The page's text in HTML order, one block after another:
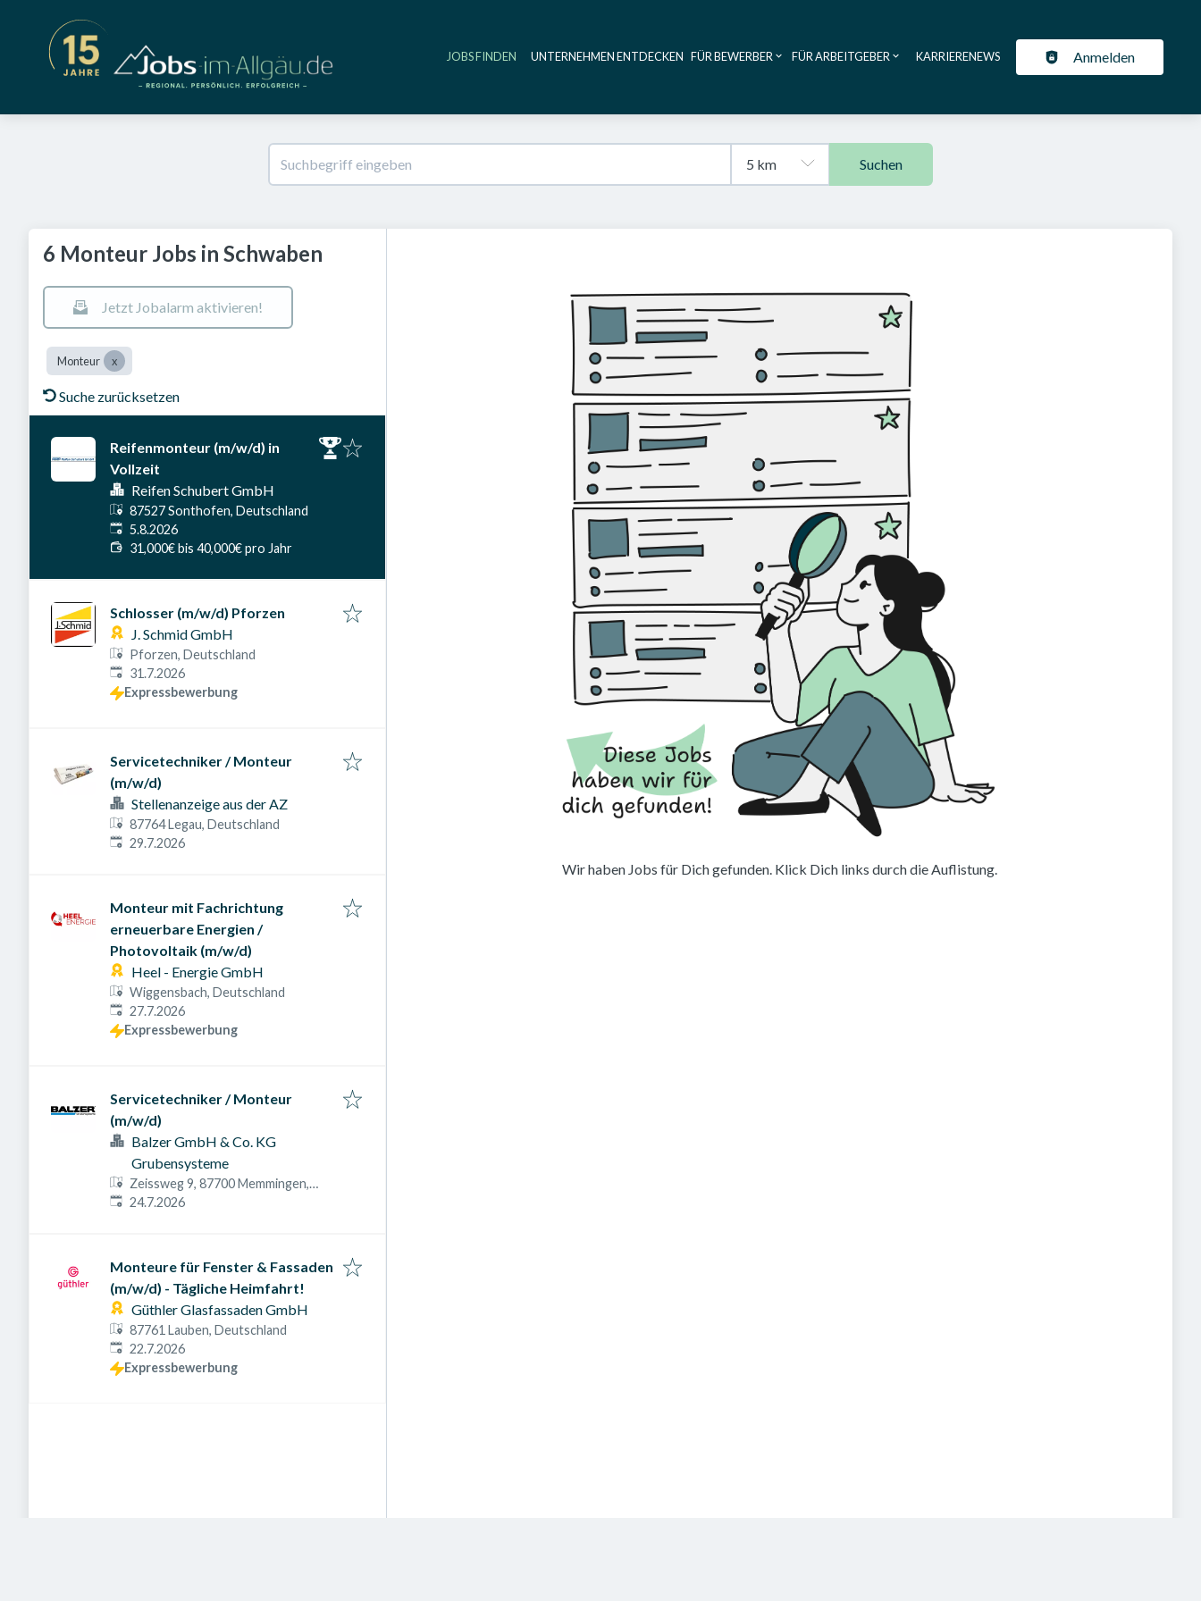
Haupt-Navigation
JOBS FINDEN UNTERNEHMEN ENTDECKEN FÜR BEWERBER FÜR ARBEITGEBER KARRIERENEWS Anmelden
Suchen
6 Monteur Jobs in Schwaben
Jetzt Jobalarm aktivieren!
Monteur
Suche zurücksetzen
Reifenmonteur (m/w/d) in
Vollzeit
Reifen Schubert GmbH
87527 Sonthofen, Deutschland
Veröffentlicht am
5.8.2026
31,000€ bis 40,000€ pro Jahr
Schlosser (m/w/d) Pforzen
J. Schmid GmbH
Pforzen, Deutschland
Veröffentlicht am
31.7.2026
Expressbewerbung
Servicetechniker / Monteur
(m/w/d)
Stellenanzeige aus der AZ
87764 Legau, Deutschland
Veröffentlicht am
29.7.2026
Monteur mit Fachrichtung
erneuerbare Energien /
Photovoltaik (m/w/d)
Heel - Energie GmbH
Wiggensbach, Deutschland
Veröffentlicht am
27.7.2026
Expressbewerbung
Servicetechniker / Monteur
(m/w/d)
Balzer GmbH & Co. KG
Grubensysteme
Zeissweg 9, 87700 Memmingen,
Deutschland
Veröffentlicht am
24.7.2026
Monteure für Fenster & Fassaden
(m/w/d) - Tägliche Heimfahrt!
Güthler Glasfassaden GmbH
87761 Lauben, Deutschland
Veröffentlicht am
22.7.2026
Expressbewerbung
Wir haben Jobs für Dich gefunden. Klick Dich links durch die Auflistung.